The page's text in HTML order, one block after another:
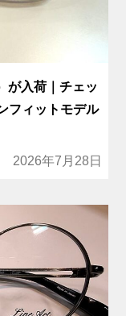
が入荷｜チェッ
フィットモデル
2026年7月28日